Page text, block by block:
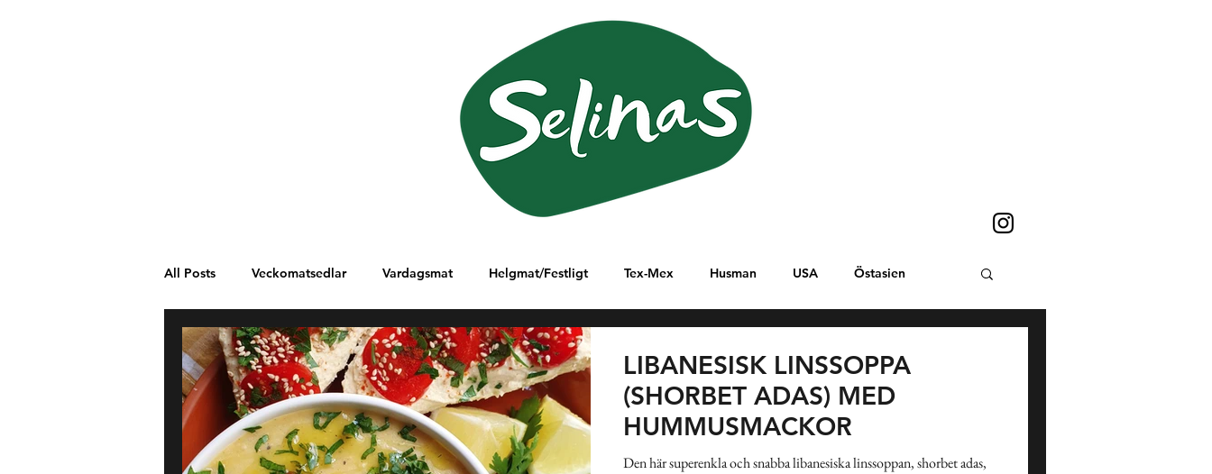
All Posts Veckomatsedlar Vardagsmat Helgmat/Festligt Tex-Mex Husman USA Östasien
Västafrika Spanien Mellanöstern Ungern Östafrika
Karibien Frankrike Grekland Pasta Sallad Gryta Soppa Frukost
LIBANESISK LINSSOPPA
(SHORBET ADAS) MED
HUMMUSMACKOR
Den här superenkla och snabba libanesiska linssoppan, shorbet adas,